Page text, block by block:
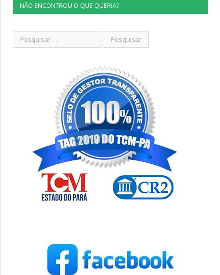
NÃO ENCONTROU O QUE QUERIA?